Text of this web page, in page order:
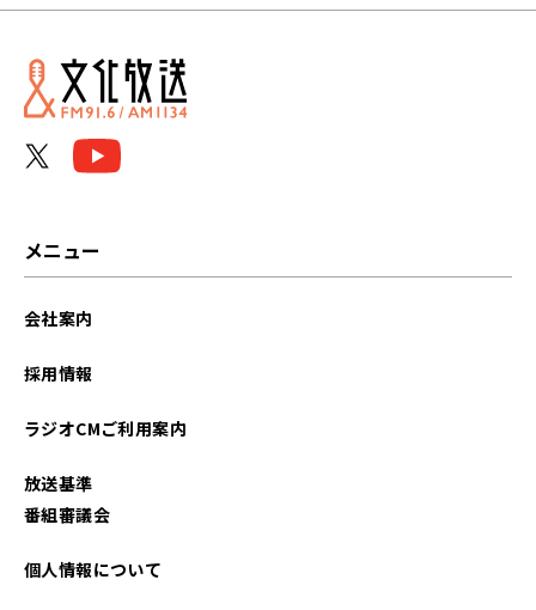
2025年08月
2025年07月
2023年09月
メニュー
会社案内
採用情報
ラジオCMご利用案内
放送基準
番組審議会
個人情報について